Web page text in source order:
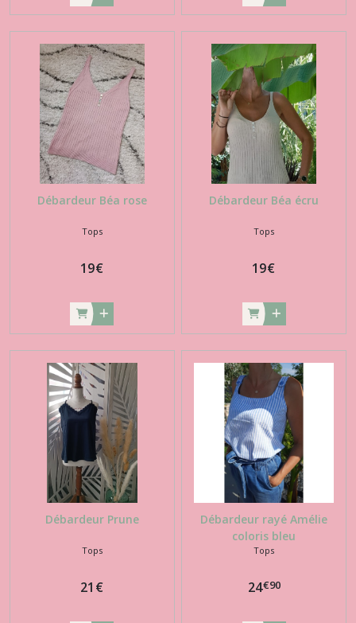
Débardeur Béa rose
Tops
19€
Débardeur Béa écru
Tops
19€
Débardeur Prune
Tops
21 €
Débardeur rayé Amélie
coloris bleu
Tops
24€90